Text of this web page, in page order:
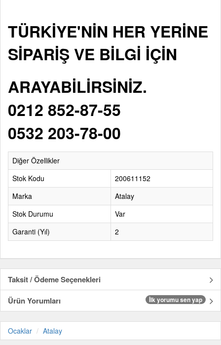
TÜRKİYE'NİN HER YERİNE
SİPARİŞ VE BİLGİ İÇİN
ARAYABİLİRSİNİZ.
0212 852-87-55
0532 203-78-00
Diğer Özellikler
Stok Kodu
200611152
Marka
Atalay
Stok Durumu
Var
Garanti (Yıl)
2
Taksit / Ödeme Seçenekleri
Ürün Yorumları
İlk yorumu sen yap
Ocaklar Atalay